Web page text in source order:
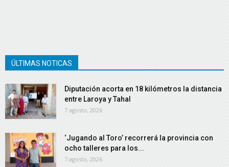
ÚLTIMAS NOTICAS
Diputación acorta en 18 kilómetros la distancia
entre Laroya y Tahal
7 agosto, 2026
‘Jugando al Toro’ recorrerá la provincia con
ocho talleres para los...
7 agosto, 2026